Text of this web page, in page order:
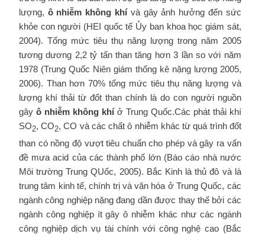
lượng, ô nhiễm không khí và gây ảnh hưởng đến sức
khỏe con người (HEI quốc tế Ủy ban khoa học giám sát,
2004). Tổng mức tiêu thụ năng lượng trong năm 2005
tương dương 2,2 tỷ tấn than tăng hơn 3 lần so với năm
1978 (Trung Quốc Niên giám thống kê nặng lượng 2005,
2006). Than hơn 70% tổng mức tiêu thụ năng lượng và
lượng khí thải từ đốt than chính là do con người nguồn
gây ô nhiễm không khíở Trung Quốc.Các phát thải khí
SO2, CO2, CO và các chất ô nhiễm khác từ quá trình đốt
than có nồng độ vượt tiêu chuẩn cho phép và gây ra vấn
đề mưa acid của các thành phố lớn (Báo cáo nhà nước
Môi trường Trung QUốc, 2005). Bắc Kinh là thủ đô và là
trung tâm kinh tế, chính trị và văn hóa ở Trung Quốc, các
ngành công nghiệp nặng đang dần được thay thế bởi các
ngành công nghiệp ít gây ô nhiễm khác như các ngành
công nghiệp dịch vụ tài chính với công nghệ cao (Bắc